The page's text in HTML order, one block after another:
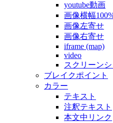
youtube動画
画像横幅
画像左寄せ
画像右寄せ
iframe (map)
video
スクリーン
ブレイクポイント
カラー
テキスト
注釈テキスト
本文中リンク